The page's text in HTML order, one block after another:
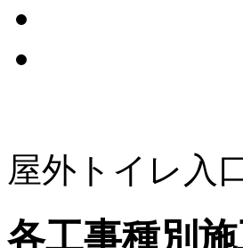
屋外トイレ入
各工事種別